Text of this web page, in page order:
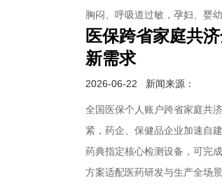
胸闷、呼吸道过敏，孕妇、婴
医保跨省家庭共
新需求
2026-06-22 新闻来源：
全国医保个人账户跨省家庭共
紧，药企、保健品企业加速自
药典指定核心检测设备，可完
方案适配医药研发与生产全场